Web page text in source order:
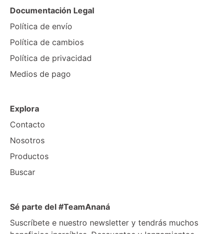
Documentación Legal
Política de envío
Política de cambios
Política de privacidad
Medios de pago
Explora
Contacto
Nosotros
Productos
Buscar
Sé parte del #TeamAnaná
Suscríbete e nuestro newsletter y tendrás muchos